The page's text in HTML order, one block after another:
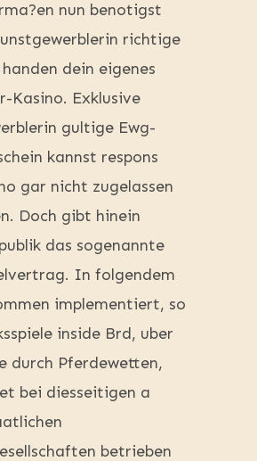
nun benotigst
richtige
dein eigenes
Kasino. Exklusive
gultige Ewg-
kannst respons
gar nicht zugelassen
Doch gibt hinein
das sogenannte
In folgendem
implementiert, so
inside Brd, uber
durch Pferdewetten,
bei diesseitigen a
betrieben